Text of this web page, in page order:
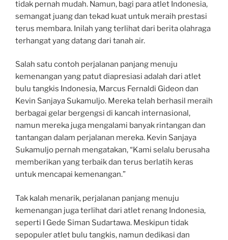
tidak pernah mudah. Namun, bagi para atlet Indonesia,
semangat juang dan tekad kuat untuk meraih prestasi
terus membara. Inilah yang terlihat dari berita olahraga
terhangat yang datang dari tanah air.
Salah satu contoh perjalanan panjang menuju
kemenangan yang patut diapresiasi adalah dari atlet
bulu tangkis Indonesia, Marcus Fernaldi Gideon dan
Kevin Sanjaya Sukamuljo. Mereka telah berhasil meraih
berbagai gelar bergengsi di kancah internasional,
namun mereka juga mengalami banyak rintangan dan
tantangan dalam perjalanan mereka. Kevin Sanjaya
Sukamuljo pernah mengatakan, “Kami selalu berusaha
memberikan yang terbaik dan terus berlatih keras
untuk mencapai kemenangan.”
Tak kalah menarik, perjalanan panjang menuju
kemenangan juga terlihat dari atlet renang Indonesia,
seperti I Gede Siman Sudartawa. Meskipun tidak
sepopuler atlet bulu tangkis, namun dedikasi dan